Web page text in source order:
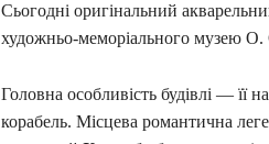
Сьогодні оригінальний
художньо-меморіального музею
Головна особливість будівлі — її
корабель. Місцева романтична